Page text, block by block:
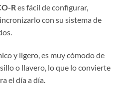
Res fácil de configurar,
con su sistema de
y ligero, es muy cómodo de
o llavero, lo que lo convierte
el día a día.